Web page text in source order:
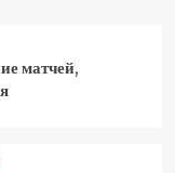
матчей,